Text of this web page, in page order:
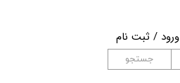
ورود / ثبت نام
حساب کاربری من
جستجو